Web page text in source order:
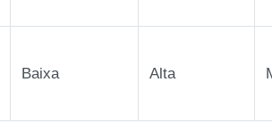
Baixa Alta